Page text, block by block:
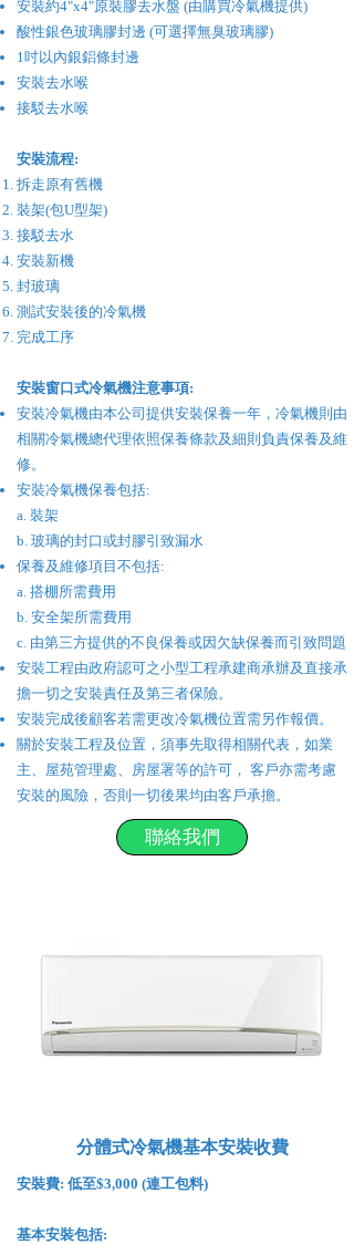
安裝約4"x4"原裝膠去水盤 (由購買冷氣機提供)
酸性銀色玻璃膠封邊 (可選擇無臭玻璃膠)
1吋以內銀鋁條封邊
安裝去水喉
接駁去水喉
安裝流程:
拆走原有舊機
裝架(包U型架)
接駁去水
安裝新機
封玻璃
​測試安裝後的冷氣機
完成工序
​安裝窗口式冷氣機注意事項:
安裝冷氣機由本公司提供安裝保養一年，冷氣機則由
相關冷氣機總代理依照保養條款及細則負責保養及維
修。
安裝冷氣機保養包括:
a. 裝架
b. 玻璃的封口或封膠引致漏水
保養及維修項目不包括:
a. 搭棚所需費用
b. 安全架所需費用
c. 由第三方提供的不良保養或因欠缺保養而引致問題
安裝工程由政府認可之小型工程承建商承辦及直接承
擔一切之安裝責任及第三者保險。
安裝完成後顧客若需更改冷氣機位置需另作報價。
關於安裝工程及位置，須事先取得相關代表，如業
主、屋苑管理處、房屋署等的許可， 客戶亦需考慮
安裝的風險，否則一切後果均由客戶承擔。
聯絡我們
分體式冷氣機基本安裝收費
安裝費: 低至$3,000 (連工包料)
基本安裝包括: